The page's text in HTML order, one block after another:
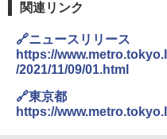
A26 地球
人用 折
ーチ ピ
易 トイ
￥680
【日本企
0ml（連
関連リンク
🔗ニュースリリース
https://
/2021/11/09/01.html
🔗東京都
https://